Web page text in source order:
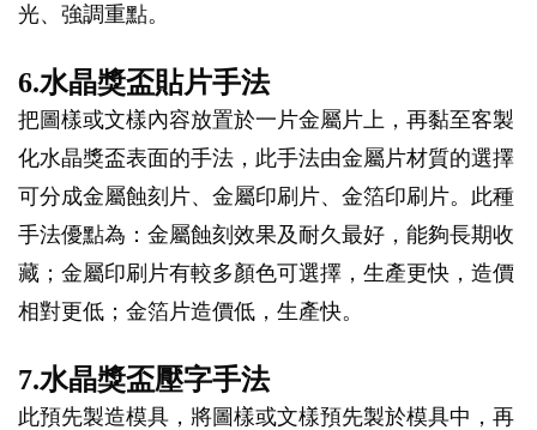
光、強調重點。
6.水晶獎盃貼片手法
把圖樣或文樣內容放置於一片金屬片上，再黏至客製
化水晶獎盃表面的手法，此手法由金屬片材質的選擇
可分成金屬蝕刻片、金屬印刷片、金箔印刷片。此種
手法優點為：金屬蝕刻效果及耐久最好，能夠長期收
藏；金屬印刷片有較多顏色可選擇，生產更快，造價
相對更低；金箔片造價低，生產快。
7.水晶獎盃壓字手法
此預先製造模具，將圖樣或文樣預先製於模具中，再